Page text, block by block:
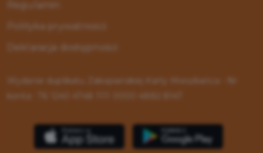
Regulamin
Polityka prywatności
Deklaracja dostępności
Wydanie duplikatu Zakopiańskiej Karty Mieszkańca - Nr